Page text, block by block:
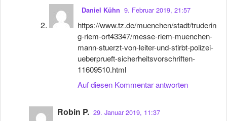
Daniel Kühn 9. Februar 2019, 21:57
https://www.tz.de/muenchen/stadt/truderin
g-riem-ort43347/messe-riem-muenchen-
mann-stuerzt-von-leiter-und-stirbt-polizei-
ueberprueft-sicherheitsvorschriften-
11609510.html
Auf diesen Kommentar antworten
Robin P. 29. Januar 2019, 11:37